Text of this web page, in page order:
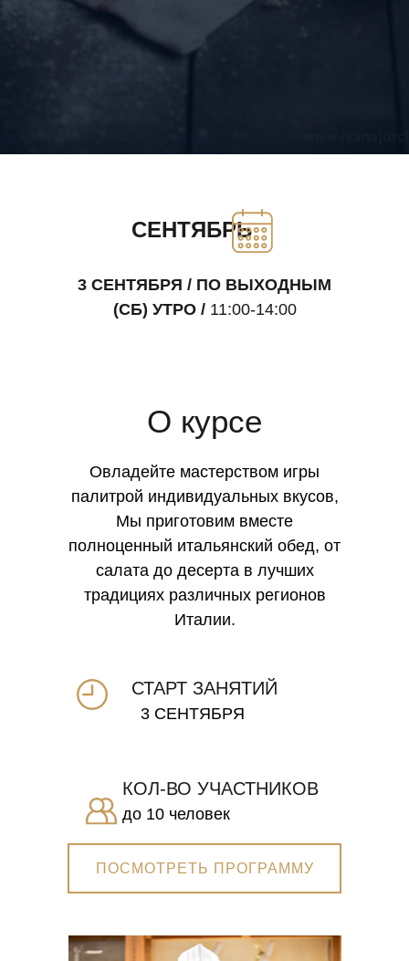
3 СЕНТЯБРЯ / ПО ВЫХОДНЫМ
(СБ) УТРО /11:00-14:00
СЕНТЯБРЬ
О курсе
Овладейте мастерством игры
палитрой индивидуальных вкусов,
Мы приготовим вместе
полноценный итальянский обед, от
салата до десерта в лучших
традициях различных регионов
Италии.
ПОСМОТРЕТЬ ПРОГРАММУ
СТАРТ ЗАНЯТИЙ
3 СЕНТЯБРЯ
КОЛ-ВО УЧАСТНИКОВ
до 10 человек